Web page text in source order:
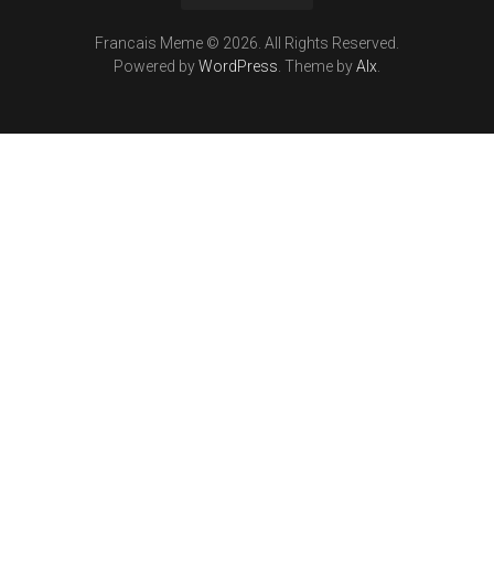
Francais Meme © 2026. All Rights Reserved.
Powered byWordPress . Theme byAlx